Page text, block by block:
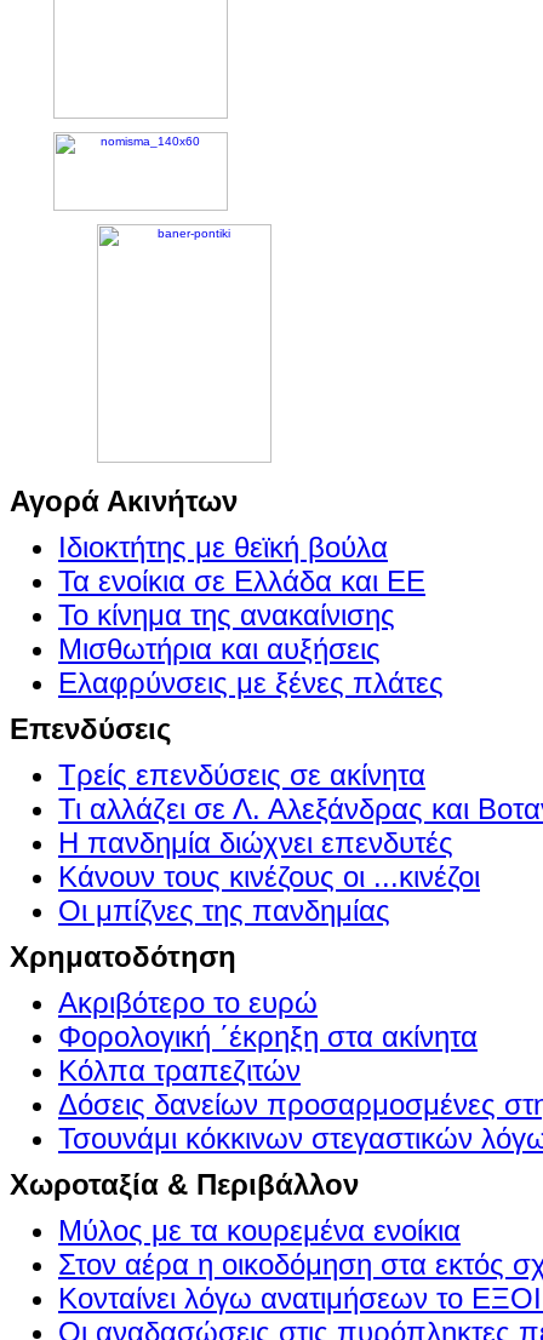
Αγορά Ακινήτων
Ιδιοκτήτης με θεϊκή βούλα
Τα ενοίκια σε Ελλάδα και ΕΕ
Το κίνημα της ανακαίνισης
Μισθωτήρια και αυξήσεις
Ελαφρύνσεις με ξένες πλάτες
Επενδύσεις
Τρείς επενδύσεις σε ακίνητα
Τι αλλάζει σε Λ. Αλεξάνδρας και
Η πανδημία διώχνει επενδυτές
Κάνουν τους κινέζους οι ...κινέζοι
Οι μπίζνες της πανδημίας
Χρηματοδότηση
Ακριβότερο το ευρώ
Φορολογική ΄έκρηξη στα ακίνητα
Κόλπα τραπεζιτών
Δόσεις δανείων προσαρμοσμένες
Τσουνάμι κόκκινων στεγαστικών
Χωροταξία & Περιβάλλον
Μύλος με τα κουρεμένα ενοίκια
Στον αέρα η οικοδόμηση στα εκτός
Κονταίνει λόγω ανατιμήσεων το
Οι αναδασώσεις στις πυρόπληκτες